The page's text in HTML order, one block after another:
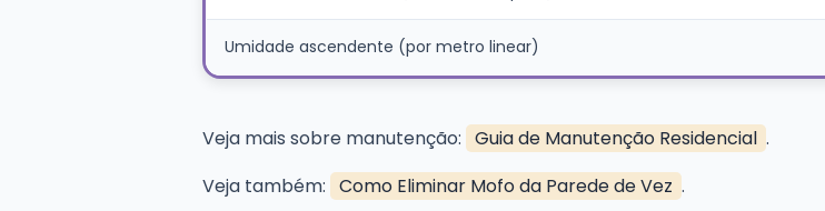
Umidade ascendente (por metro linear)
Veja mais sobre manutenção: Guia de Manutenção Residencial .
Veja também: Como Eliminar Mofo da Parede de Vez .